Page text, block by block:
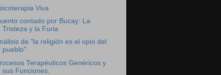
Viva
contado por Bucay: La
Tristeza y la Furia
de "la religión es el opio del
pueblo"
Terapéuticos Genéricos y
sus Funciones.